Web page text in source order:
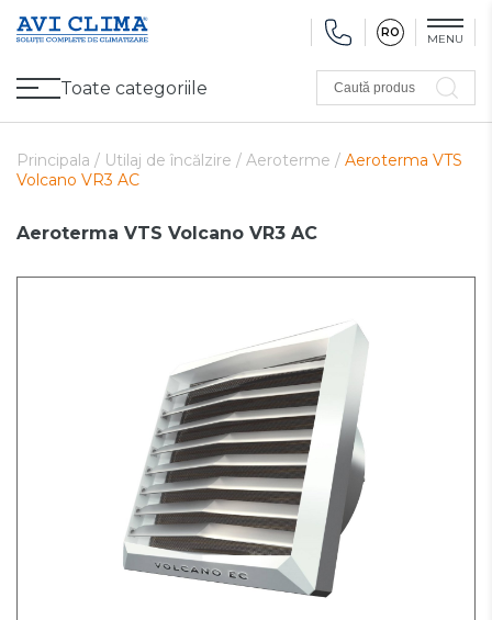
RO MENU
Toate categoriile
Climatizare
Ventilare
Caută produs
Principala / Utilaj de încălzire / Aeroterme / Aeroterma VTS
Volcano VR3 AC
Aeroterma VTS Volcano VR3 AC